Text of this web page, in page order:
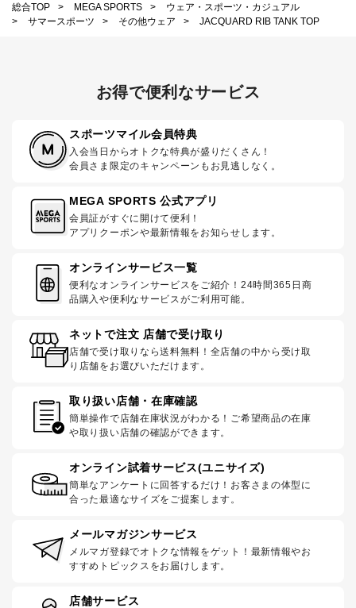
総合TOP
> MEGA SPORTS >
ウェア・スポーツ・カジュアル
>
サマースポーツ > その他ウェア > JACQUARD RIB TANK TOP
お得で便利なサービス
スポーツマイル会員特典
入会当日からオトクな特典が盛りだくさん！
会員さま限定のキャンペーンもお見逃しなく。
MEGA SPORTS 公式アプリ
会員証がすぐに開けて便利！
アプリクーポンや最新情報をお知らせします。
オンラインサービス一覧
便利なオンラインサービスをご紹介！24時間365日商
品購入や便利なサービスがご利用可能。
ネットで注文 店舗で受け取り
店舗で受け取りなら送料無料！全店舗の中から受け取
り店舗をお選びいただけます。
取り扱い店舗・在庫確認
簡単操作で店舗在庫状況がわかる！ご希望商品の在庫
や取り扱い店舗の確認ができます。
オンライン試着サービス(ユニサイズ)
簡単なアンケートに回答するだけ！お客さまの体型に
合った最適なサイズをご提案します。
メールマガジンサービス
メルマガ登録でオトクな情報をゲット！最新情報やお
すすめトピックスをお届けします。
店舗サービス